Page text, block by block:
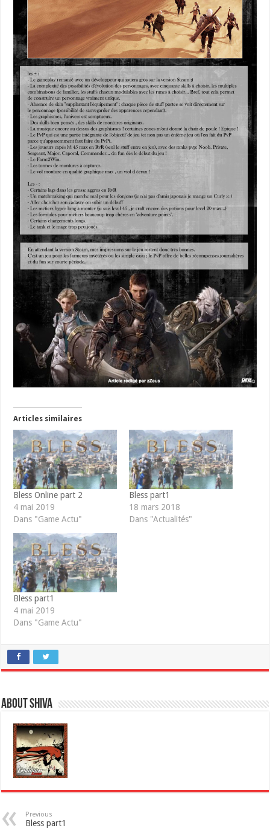
Articles similaires
Bless Online part 2
4 mai 2019
Dans "Game Actu"
Bless part1
18 mars 2018
Dans "Actualités"
Bless part1
4 mai 2019
Dans "Game Actu"
About Shiva
Previous
Bless part1